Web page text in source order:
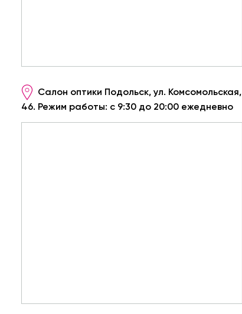
Салон оптики Подольск, ул. Комсомольская,
46. Режим работы: с 9:30 до 20:00 ежедневно